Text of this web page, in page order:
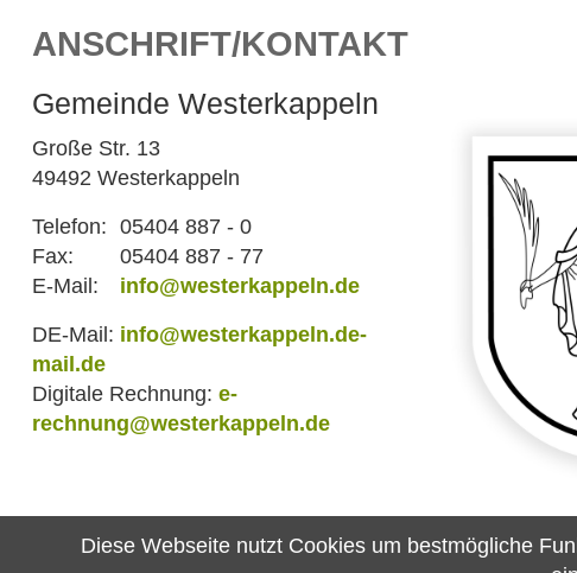
ANSCHRIFT/KONTAKT
Gemeinde Westerkappeln
Große Str. 13
49492 Westerkappeln
Telefon: 05404 887 - 0
Fax:
05404 887 - 77
E-Mail:
info@westerkappeln.de
DE-Mail: info@westerkappeln.de-
mail.de
Digitale Rechnung: e-
rechnung@westerkappeln.de
Diese Webseite nutzt Cookies um bestmögliche